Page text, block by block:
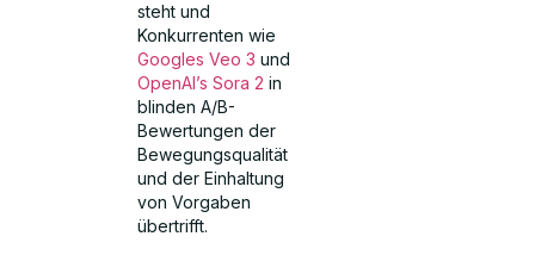
steht und
Konkurrenten wie
Googles Veo 3und
OpenAI’s Sora 2 in
blinden A/B-
Bewertungen der
Bewegungsqualität
und der Einhaltung
von Vorgaben
übertrifft.